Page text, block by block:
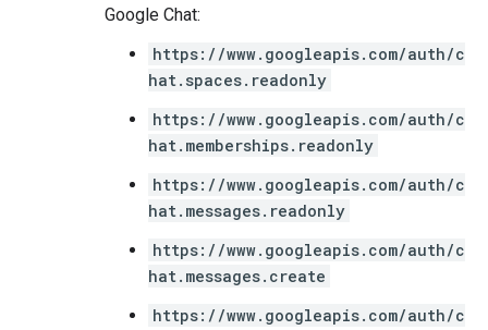
Google Chat:
https://www.googleapis.com/auth/c
hat.spaces.readonly
https://www.googleapis.com/auth/c
hat.memberships.readonly
https://www.googleapis.com/auth/c
hat.messages.readonly
https://www.googleapis.com/auth/c
hat.messages.create
https://www.googleapis.com/auth/c